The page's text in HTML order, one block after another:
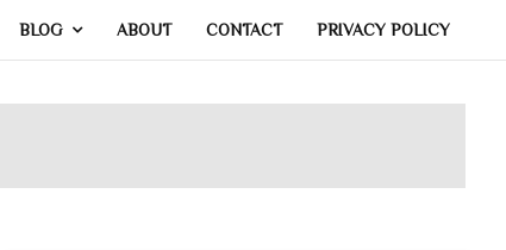
BLOG ABOUT CONTACT PRIVACY POLICY